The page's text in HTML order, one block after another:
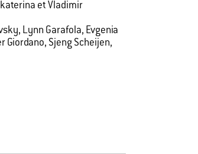
et Vladimir
Lynn Garafola, Evgenia
Giordano, Sjeng Scheijen,